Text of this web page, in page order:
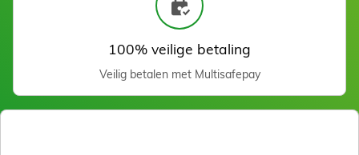
100% veilige betaling
Veilig betalen met Multisafepay